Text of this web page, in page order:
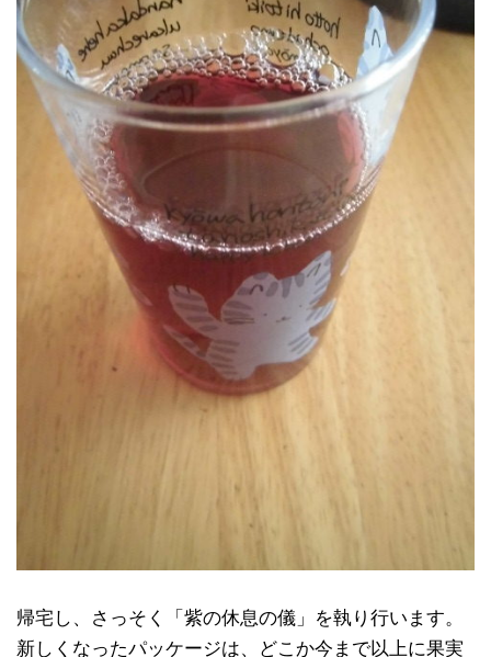
帰宅し、さっそく「紫の休息の儀」を執り行います。
新しくなったパッケージは、どこか今まで以上に果実